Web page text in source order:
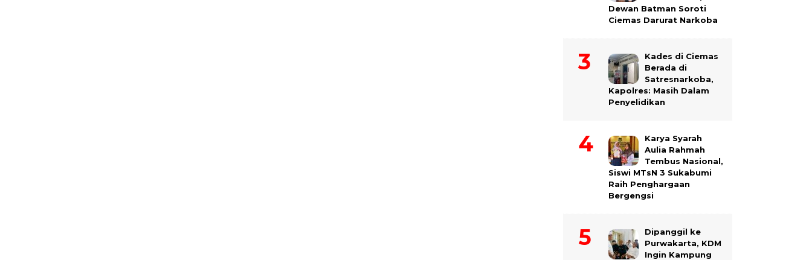
Dewan Batman Soroti
Ciemas Darurat Narkoba
Kades di Ciemas
Berada di
Satresnarkoba,
Kapolres: Masih Dalam
Penyelidikan
Karya Syarah
Aulia Rahmah
Tembus Nasional,
Siswi MTsN 3 Sukabumi
Raih Penghargaan
Bergengsi
Dipanggil ke
Purwakarta, KDM
Ingin Kampung